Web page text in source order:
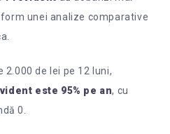
unei analize comparative
2.000 de lei pe 12 luni,
este 95% pe an, cu
0.